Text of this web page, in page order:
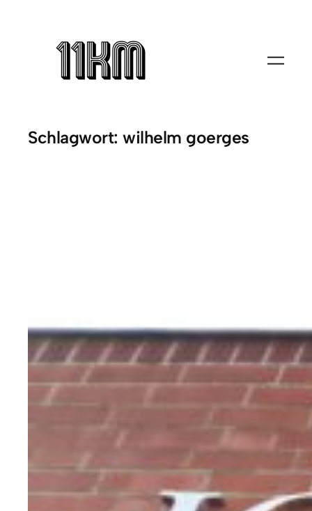
Schlagwort:wilhelm goerges